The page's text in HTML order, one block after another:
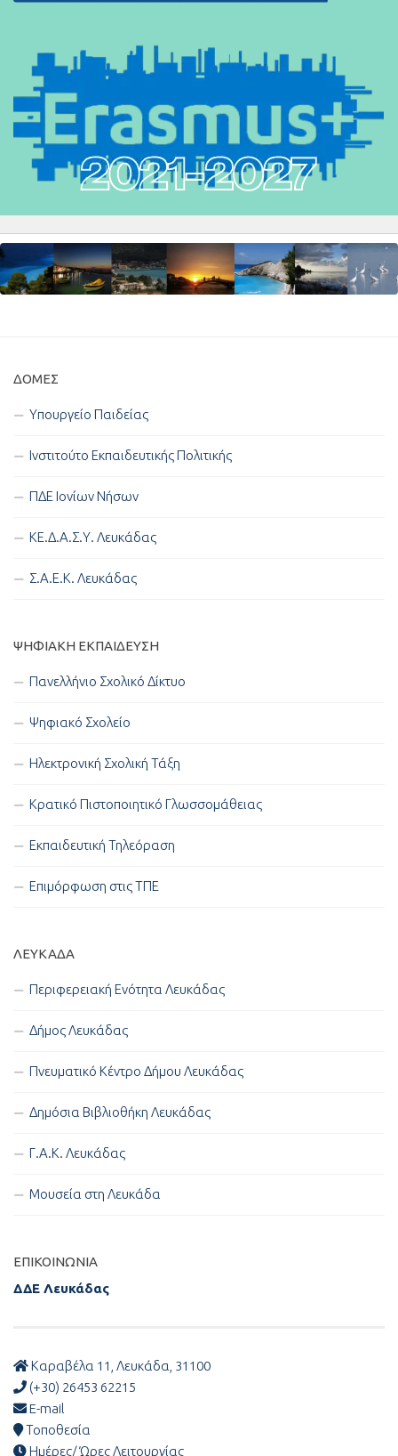
ΔΟΜΈΣ
Υπουργείο Παιδείας
Ινστιτούτο Εκπαιδευτικής Πολιτικής
ΠΔΕ Ιονίων Νήσων
ΚΕ.Δ.Α.Σ.Υ. Λευκάδας
Σ.Α.Ε.Κ. Λευκάδας
ΨΗΦΙΑΚΉ ΕΚΠΑΊΔΕΥΣΗ
Πανελλήνιο Σχολικό Δίκτυο
Ψηφιακό Σχολείο
Ηλεκτρονική Σχολική Τάξη
Κρατικό Πιστοποιητικό Γλωσσομάθειας
Εκπαιδευτική Τηλεόραση
Επιμόρφωση στις ΤΠΕ
ΛΕΥΚΑΔΑ
Περιφερειακή Ενότητα Λευκάδας
Δήμος Λευκάδας
Πνευματικό Κέντρο Δήμου Λευκάδας
Δημόσια Βιβλιοθήκη Λευκάδας
Γ.Α.Κ. Λευκάδας
Μουσεία στη Λευκάδα
ΕΠΙΚΟΙΝΩΝΊΑ
ΔΔΕ Λευκάδας
Καραβέλα 11, Λευκάδα, 31100
(+30) 26453 62215
E-mail
Τοποθεσία
Ημέρες/ Ώρες Λειτουργίας